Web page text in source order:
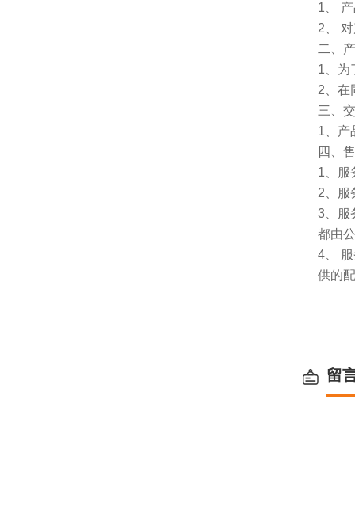
1、
2、
二、
1、为
2、在
三、
1、产
四、
1、服
2、服
3、服
都由
4、
供的
留